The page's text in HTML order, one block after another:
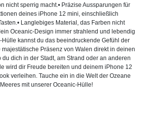
nicht sperrig macht.• Präzise Aussparungen für
deines iPhone 12 mini, einschließlich
Langlebiges Material, das Farben nicht
Oceanic-Design immer strahlend und lebendig
kannst du das beeindruckende Gefühl der
Präsenz von Walen direkt in deinen
dich in der Stadt, am Strand oder an anderen
wird dir Freude bereiten und deinem iPhone 12
verleihen. Tauche ein in die Welt der Ozeane
mit unserer Oceanic-Hülle!